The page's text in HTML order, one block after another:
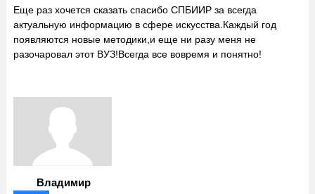
Еще раз хочется сказать спасибо СПБИИР за всегда
актуальную информацию в сфере искусства.Каждый год
появляются новые методики,и еще ни разу меня не
разочаровал этот ВУЗ!Всегда все вовремя и понятно!
Владимир